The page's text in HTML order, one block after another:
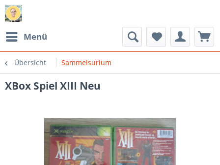
Menü
Übersicht Sammelsurium
XBox Spiel XIII Neu